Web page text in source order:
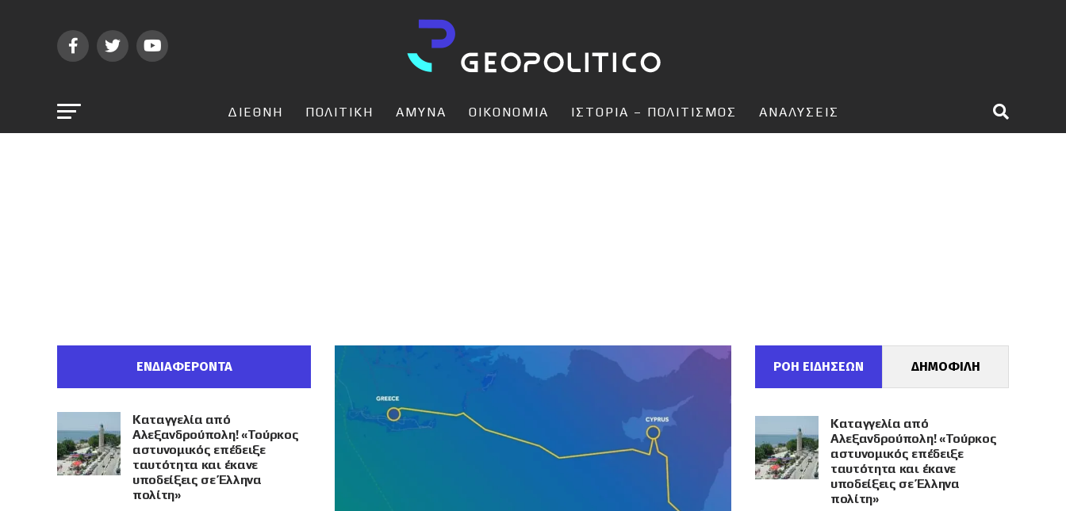
ΔΙΕΘΝΗ ΠΟΛΙΤΙΚΗ ΑΜΥΝΑ ΟΙΚΟΝΟΜΙΑ ΙΣΤΟΡΙΑ – ΠΟΛΙΤΙΣΜΟΣ ΑΝΑΛΥΣΕΙΣ
ΕΝΔΙΑΦΕΡΟΝΤΑ
Καταγγελία από
Αλεξανδρούπολη! «Τούρκος
αστυνομικός επέδειξε
ταυτότητα και έκανε
υποδείξεις σε Έλληνα
πολίτη»
ΡΟΗ ΕΙΔΗΣΕΩΝ ΔΗΜΟΦΙΛΗ
Καταγγελία από
Αλεξανδρούπολη! «Τούρκος
αστυνομικός επέδειξε
ταυτότητα και έκανε
υποδείξεις σε Έλληνα
πολίτη»